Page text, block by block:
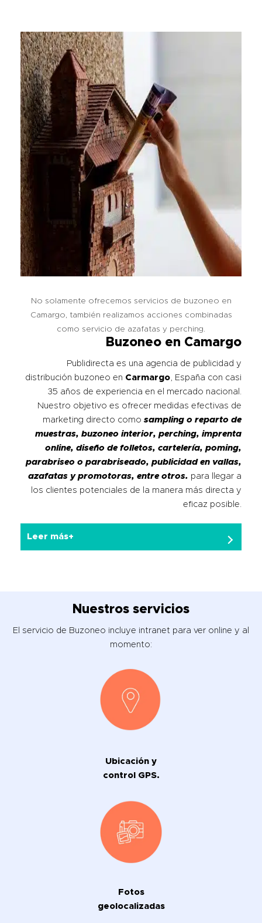
No solamente ofrecemos servicios de buzoneo en
Camargo, también realizamos acciones combinadas
como servicio de azafatas y perching.
Buzoneo en Camargo
Publidirecta es una agencia de publicidad y
distribución buzoneo en Carmargo , España con casi
35 años de experiencia en el mercado nacional.
Nuestro objetivo es ofrecer medidas efectivas de
marketing directo comosampling o reparto de
muestras, buzoneo interior, perching, imprenta
online, diseño de folletos, cartelería, poming,
parabriseo o parabriseado, publicidad en vallas,
azafatas y promotoras, entre otros. para llegar a
los clientes potenciales de la manera más directa y
eficaz posible.
Leer más+
Nuestros servicios
El servicio de Buzoneo incluye intranet para ver online y al
momento:
Ubicación y
control GPS.
Fotos
geolocalizadas